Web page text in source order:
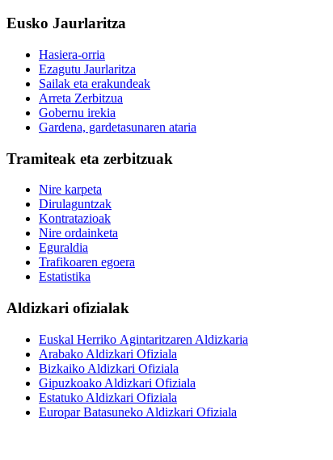
Eusko Jaurlaritza
Hasiera-orria
Ezagutu Jaurlaritza
Sailak eta erakundeak
Arreta Zerbitzua
Gobernu irekia
Gardena, gardetasunaren ataria
Tramiteak eta zerbitzuak
Nire karpeta
Dirulaguntzak
Kontratazioak
Nire ordainketa
Eguraldia
Trafikoaren egoera
Estatistika
Aldizkari ofizialak
Euskal Herriko Agintaritzaren Aldizkaria
Arabako Aldizkari Ofiziala
Bizkaiko Aldizkari Ofiziala
Gipuzkoako Aldizkari Ofiziala
Estatuko Aldizkari Ofiziala
Europar Batasuneko Aldizkari Ofiziala